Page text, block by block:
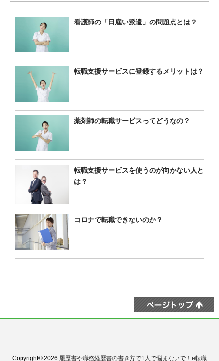
看護師の「日雇い派遣」の問題点とは？
転職支援サービスに登録するメリットは？
薬剤師の転職サービスってどうなの？
転職支援サービスを使うのが向かない人と
は？
コロナで転職できないのか？
Copyright© 2026 履歴書や職務経歴書の書き方で1人で悩まないで！e転職